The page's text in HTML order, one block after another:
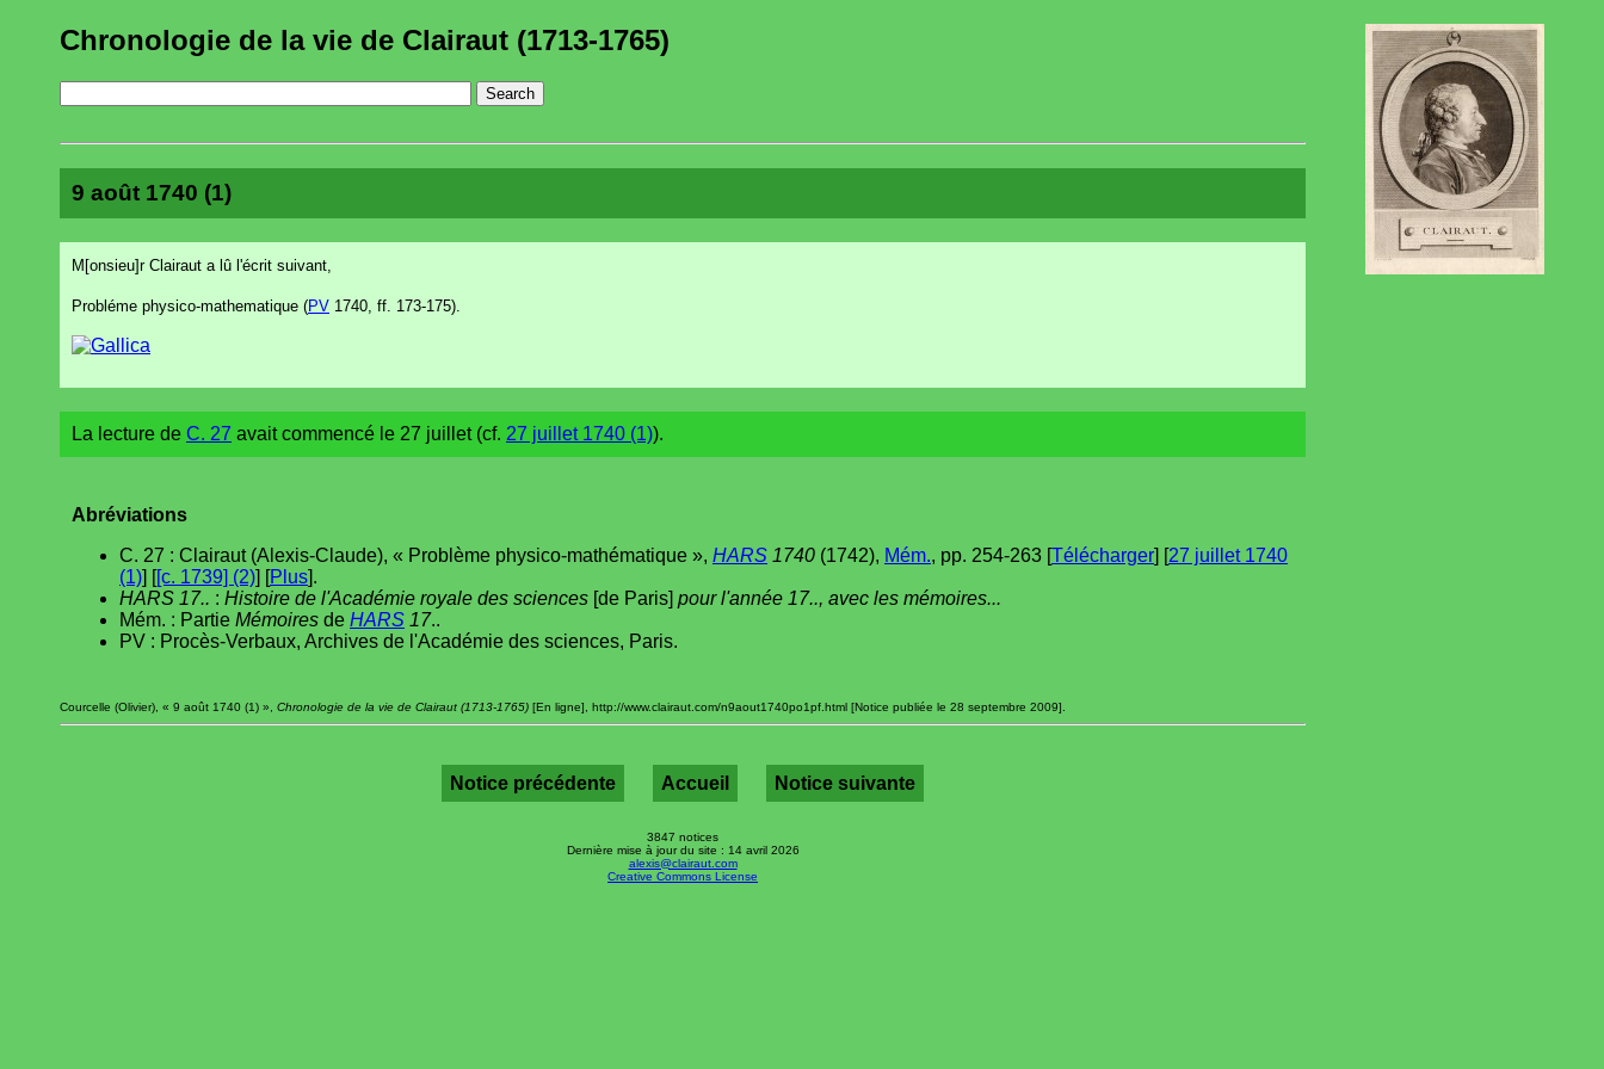
Chronologie de la vie de Clairaut (1713-1765)
9 août 1740 (1)
M[onsieu]r Clairaut a lû l'écrit suivant,
Probléme physico-mathematique (PV 1740, ff. 173-175).
La lecture de C. 27 avait commencé le 27 juillet (cf. 27 juillet 1740 (1)).
Abréviations
C. 27 : Clairaut (Alexis-Claude), « Problème physico-mathématique », HARS 1740 (1742), Mém., pp. 254-263 [Télécharger] [27 juillet 1740
(1)] [[c. 1739] (2)] [Plus].
HARS 17.. : Histoire de l'Académie royale des sciences [de Paris] pour l'année 17.., avec les mémoires...
Mém. : Partie Mémoires de HARS 17..
PV : Procès-Verbaux, Archives de l'Académie des sciences, Paris.
Courcelle (Olivier), « 9 août 1740 (1) », Chronologie de la vie de Clairaut (1713-1765) [En ligne], http://www.clairaut.com/n9aout1740po1pf.html [Notice publiée le 28 septembre 2009].
Notice précédente Accueil Notice suivante
3847 notices
Dernière mise à jour du site : 14 avril 2026
alexis@clairaut.com
Creative Commons License